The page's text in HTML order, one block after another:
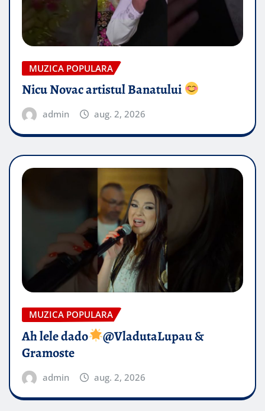
MUZICA POPULARA
Nicu Novac artistul Banatului
admin aug. 2, 2026
MUZICA POPULARA
Ah lele dado​
@VladutaLupau &
Gramoste
admin aug. 2, 2026